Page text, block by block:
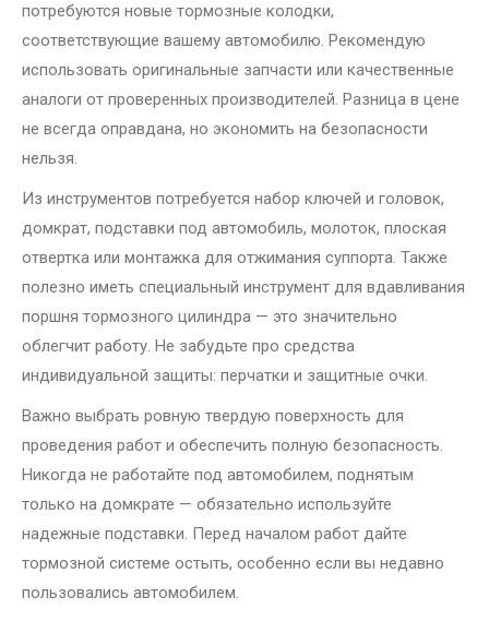
потребуются новые тормозные колодки,
соответствующие вашему автомобилю. Рекомендую
использовать оригинальные запчасти или качественные
аналоги от проверенных производителей. Разница в цене
не всегда оправдана, но экономить на безопасности
нельзя.
Из инструментов потребуется набор ключей и головок,
домкрат, подставки под автомобиль, молоток, плоская
отвертка или монтажка для отжимания суппорта. Также
полезно иметь специальный инструмент для вдавливания
поршня тормозного цилиндра — это значительно
облегчит работу. Не забудьте про средства
индивидуальной защиты: перчатки и защитные очки.
Важно выбрать ровную твердую поверхность для
проведения работ и обеспечить полную безопасность.
Никогда не работайте под автомобилем, поднятым
только на домкрате — обязательно используйте
надежные подставки. Перед началом работ дайте
тормозной системе остыть, особенно если вы недавно
пользовались автомобилем.